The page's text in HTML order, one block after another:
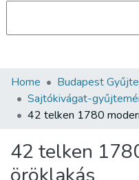
Communities &
All of DSpace
About us
Home Budapest
Sajtókivágat-
42 telken